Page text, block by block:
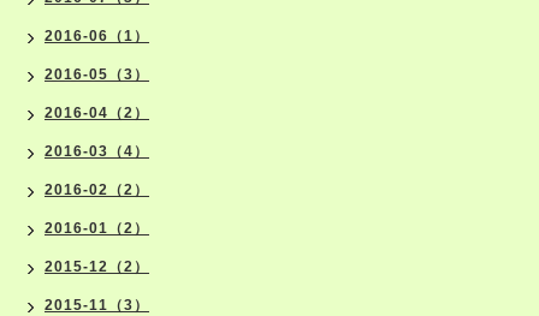
2016-06（1）
2016-05（3）
2016-04（2）
2016-03（4）
2016-02（2）
2016-01（2）
2015-12（2）
2015-11（3）